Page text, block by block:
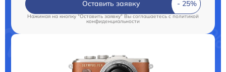
Оставить заявку
Нажимая на кнопку "Оставить заявку" Вы соглашаетесь c политикой
конфиденциальности